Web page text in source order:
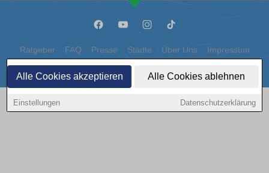
Alle Cookies akzeptieren Alle Cookies ablehnen
Einstellungen Datenschutzerklärung
Ratgeber FAQ Presse Städte Über Uns Impressum
Datenschutz Cookies
Copyright © 2000 - 2026 | 1A Infosysteme GmbH | Content by: 1a-sites-autos